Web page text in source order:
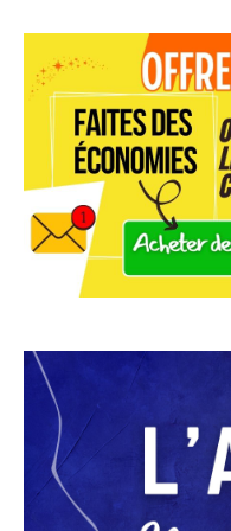
nous aider à nous aligner
anges. Il existe différents
communication avec les
ou le quartz rose. Pour
recommandé de les
ou de les disposer autour
prière.
Enfin, il est important de
êtres bienveillants sont là
et leur présence est une
réconfort. En nous
réceptifs à leurs
expérience spirituelle et
compréhension de